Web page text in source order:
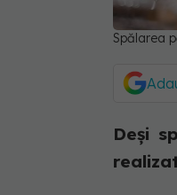
Spălarea
Deși